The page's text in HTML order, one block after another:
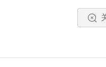
服务中心升级版。鼓励